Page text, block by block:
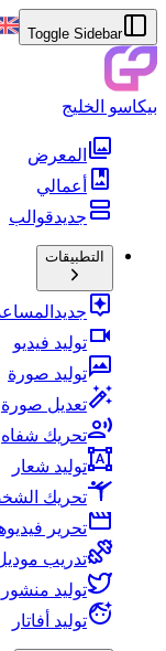
Toggle Sidebar
بيكاسو الخليج
المعرض
أعمالي
جديدقوالب
التطبيقات
جديد
توليد فيديو
توليد صورة
تعديل صورة
تحريك شفاه
توليد شعار
تحريك
تحرير
تدريب
توليد منشور
توليد أفاتار